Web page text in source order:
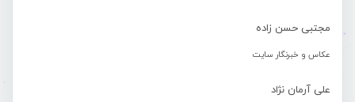
مجتبی حسن زاده
عکاس و خبرنگار سایت
علی آرمان نژاد